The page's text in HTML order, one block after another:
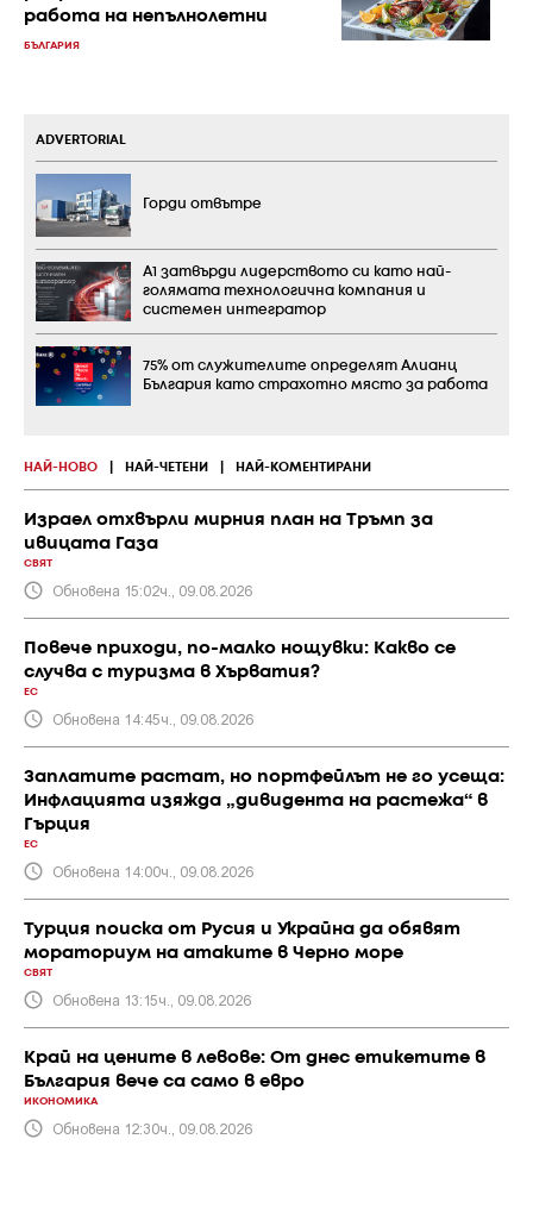
работа на непълнолетни
БЪЛГАРИЯ
НАЙ-НОВО НАЙ-ЧЕТЕНИ НАЙ-КОМЕНТИРАНИ
Израел отхвърли мирния план на Тръмп за
ивицата Газа
СВЯТ
Обновена 15:02ч., 09.08.2026
Повече приходи, по-малко нощувки: Какво се
случва с туризма в Хърватия?
ЕС
Обновена 14:45ч., 09.08.2026
Заплатите растат, но портфейлът не го усеща:
Инфлацията изяжда „дивидента на растежа“ в
Гърция
ЕС
Обновена 14:00ч., 09.08.2026
Турция поиска от Русия и Украйна да обявят
мораториум на атаките в Черно море
СВЯТ
Обновена 13:15ч., 09.08.2026
Край на цените в левове: От днес етикетите в
България вече са само в евро
ИКОНОМИКА
Обновена 12:30ч., 09.08.2026
ADVERTORIAL
Горди отвътре
А1 затвърди лидерството си като най-
голямата технологична компания и
системен интегратор
75% от служителите определят Алианц
България като страхотно място за работа